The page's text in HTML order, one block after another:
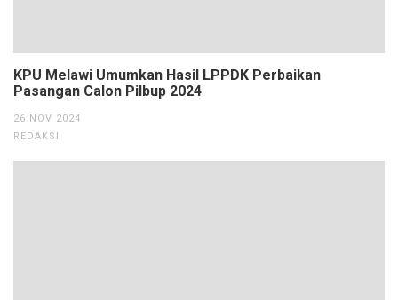
KPU Melawi Umumkan Hasil LPPDK Perbaikan
Pasangan Calon Pilbup 2024
26 NOV 2024
REDAKSI